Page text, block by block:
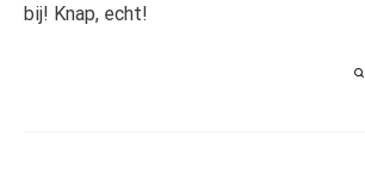
bij! Knap, echt!